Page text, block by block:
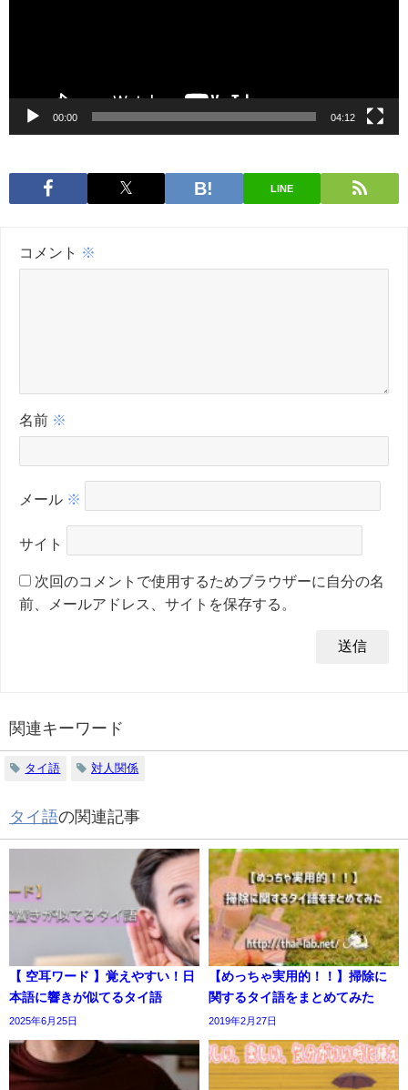
00:00 04:12
LINE
コメント ※
名前 ※
メール ※
サイト
次回のコメントで使用するためブラウザーに自分の名
前、メールアドレス、サイトを保存する。
関連キーワード
タイ語 対人関係
タイ語の関連記事
【 空耳ワード 】覚えやすい！日
本語に響きが似てるタイ語
2025年6月25日
【めっちゃ実用的！！】掃除に
関するタイ語をまとめてみた
2019年2月27日